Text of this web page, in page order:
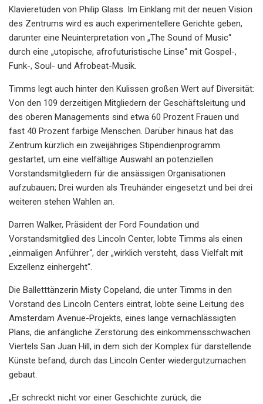
Klavieretüden von Philip Glass. Im Einklang mit der neuen Vision
des Zentrums wird es auch experimentellere Gerichte geben,
darunter eine Neuinterpretation von „The Sound of Music“
durch eine „utopische, afrofuturistische Linse“ mit Gospel-,
Funk-, Soul- und Afrobeat-Musik.
Timms legt auch hinter den Kulissen großen Wert auf Diversität:
Von den 109 derzeitigen Mitgliedern der Geschäftsleitung und
des oberen Managements sind etwa 60 Prozent Frauen und
fast 40 Prozent farbige Menschen. Darüber hinaus hat das
Zentrum kürzlich ein zweijähriges Stipendienprogramm
gestartet, um eine vielfältige Auswahl an potenziellen
Vorstandsmitgliedern für die ansässigen Organisationen
aufzubauen; Drei wurden als Treuhänder eingesetzt und bei drei
weiteren stehen Wahlen an.
Darren Walker, Präsident der Ford Foundation und
Vorstandsmitglied des Lincoln Center, lobte Timms als einen
„einmaligen Anführer“, der „wirklich versteht, dass Vielfalt mit
Exzellenz einhergeht“.
Die Balletttänzerin Misty Copeland, die unter Timms in den
Vorstand des Lincoln Centers eintrat, lobte seine Leitung des
Amsterdam Avenue-Projekts, eines lange vernachlässigten
Plans, die anfängliche Zerstörung des einkommensschwachen
Viertels San Juan Hill, in dem sich der Komplex für darstellende
Künste befand, durch das Lincoln Center wiedergutzumachen
gebaut.
„Er schreckt nicht vor einer Geschichte zurück, die